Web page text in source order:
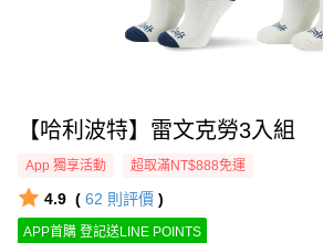
【哈利波特】雷文克勞3入組
App 獨享活動 超取滿NT$888免運
4.9 ( 62 則評價 )
APP首購 登記送LINE POINTS